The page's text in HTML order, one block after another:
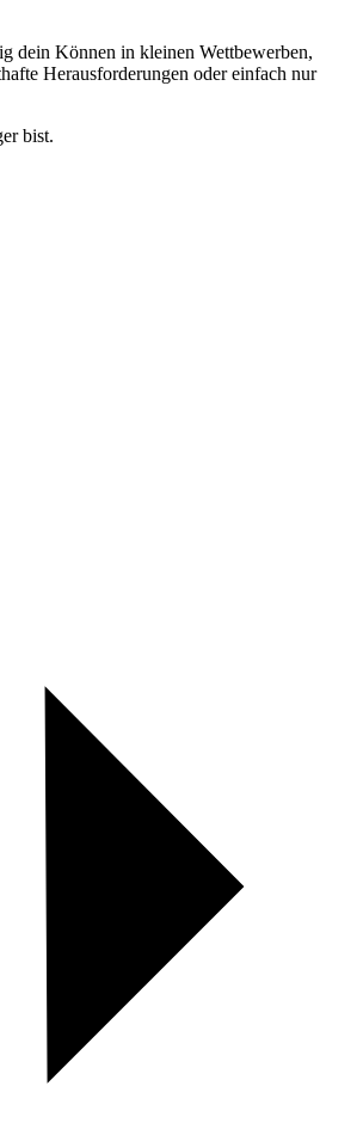
dein Können in kleinen Wettbewerben,
Herausforderungen oder einfach nur
bist.